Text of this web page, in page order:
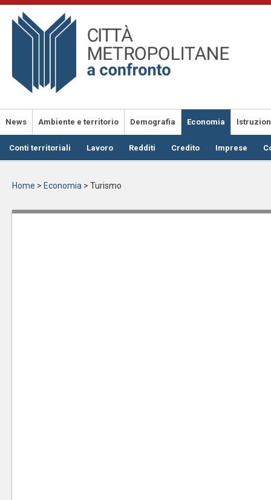
Salta
contenuto
News Ambiente e territorio Demografia Economia
Conti territoriali Lavoro Redditi Credito Imprese
Home > Economia > Turismo